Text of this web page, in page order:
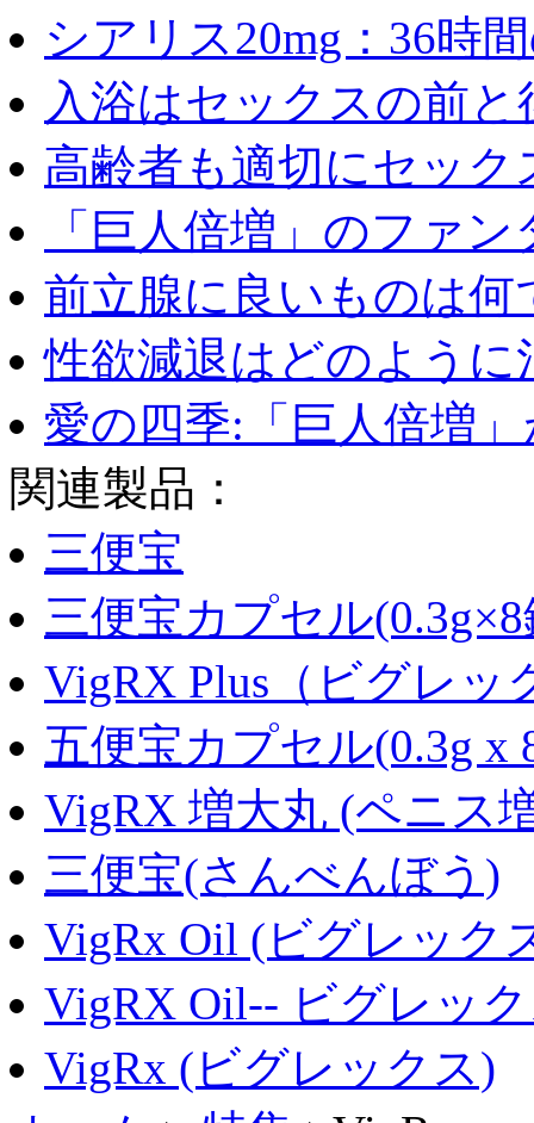
シアリス20mg：36時
入浴はセックスの前と
高齢者も適切にセック
「巨人倍増」のファ
前立腺に良いものは何
性欲減退はどのように
愛の四季:「巨人倍増
関連製品：
三便宝
三便宝カプセル
VigRX Plus（ビグレッ
五便宝カプセル(0.3g x
VigRX 増大丸 (ペニス
三便宝(さんべんぼう)
VigRx Oil (ビグレック
VigRX Oil-- ビグレッ
VigRx (ビグレックス)